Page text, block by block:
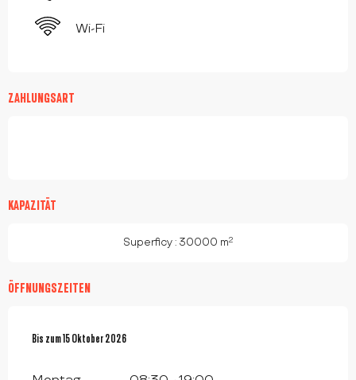
Wi-Fi
ZAHLUNGSART
KAPAZITÄT
Superficy : 30000 m2
ÖFFNUNGSZEITEN
vom1 April 2026bis zum15 Oktober 2026
Bis zum15 Oktober 2026